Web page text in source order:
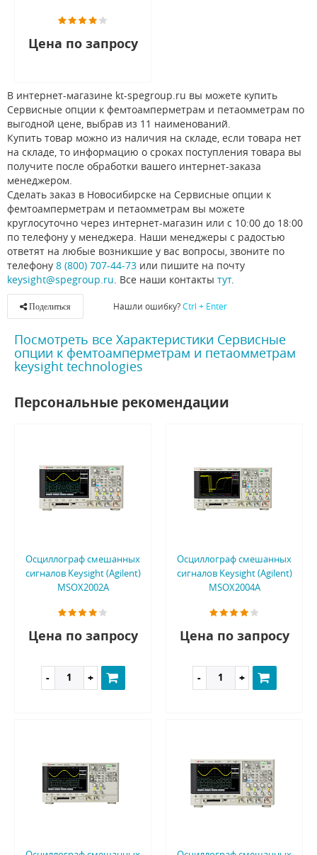
Цена по запросу
В интернет-магазине kt-spegroup.ru вы можете купить
Сервисные опции к фемтоамперметрам и петаомметрам по
выгодной цене, выбрав из 11 наименований.
Купить товар можно из наличия на складе, если товара нет
на складе, то информацию о сроках поступления товара вы
получите после обработки вашего интернет-заказа
менеджером.
Сделать заказ в Новосибирске на Сервисные опции к
фемтоамперметрам и петаомметрам вы можете
круглосуточно через интернет-магазин или с 10:00 до 18:00
по телефону у менеджера. Наши менеджеры с радостью
ответят на любые возникшие у вас вопросы, звоните по
телефону 8 (800) 707-44-73 или пишите на почту
keysight@spegroup.ru. Все наши контакты тут.
Поделиться Нашли ошибку?Ctrl + Enter
Посмотреть все Характеристики Сервисные
опции к фемтоамперметрам и петаомметрам
keysight technologies
Персональные рекомендации
Осциллограф смешанных
сигналов Keysight (Agilent)
MSOX2002A
Цена по запросу
Осциллограф смешанных
сигналов Keysight (Agilent)
MSOX2004A
Цена по запросу